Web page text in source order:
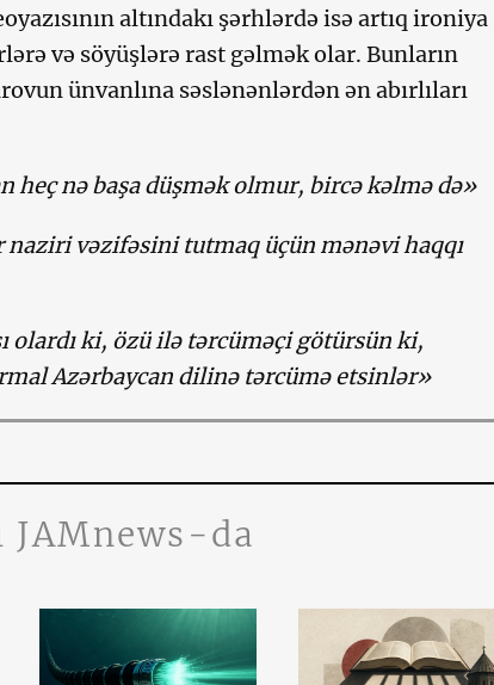
altındakı şərhlərdə isə artıq ironiya
və söyüşlərə rast gəlmək olar. Bunların
ünvanlına səslənənlərdən ən abırlıları
heç nə başa düşmək olmur, bircə kəlmə də»
vəzifəsini tutmaq üçün mənəvi haqqı
olardı ki, özü ilə tərcüməçi götürsün ki,
Azərbaycan dilinə tərcümə etsinlər»
JAMnews-da